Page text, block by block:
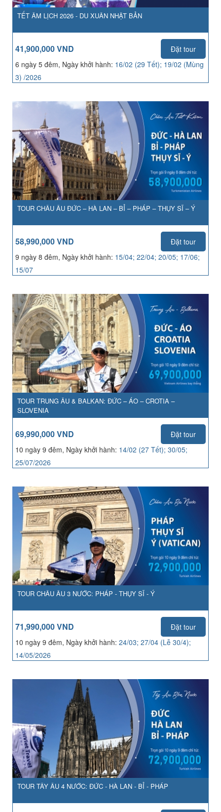
TẾT ÂM LỊCH 2026 - DU XUÂN NHẬT BẢN
41,900,000 VND
Đặt tour
6 ngày 5 đêm, Ngày khởi hành: 16/02 (29 Tết); 19/02 (Mùng
3) /2026
TOUR CHÂU ÂU ĐỨC – HÀ LAN – BỈ – PHÁP – THỤY SĨ – Ý
58,990,000 VND
Đặt tour
9 ngày 8 đêm, Ngày khởi hành: 15/04; 22/04; 20/05; 17/06;
15/07
TOUR TRUNG ÂU & BALKAN: ĐỨC – ÁO – CROTIA –
SLOVENIA
69,990,000 VND
Đặt tour
10 ngày 9 đêm, Ngày khởi hành: 14/02 (27 Tết); 30/05;
25/07/2026
TOUR CHÂU ÂU 3 NƯỚC: PHÁP - THỤY SĨ - Ý
71,990,000 VND
Đặt tour
10 ngày 9 đêm, Ngày khởi hành: 24/03; 27/04 (Lễ 30/4);
14/05/2026
TOUR TÂY ÂU 4 NƯỚC: ĐỨC - HÀ LAN - BỈ - PHÁP